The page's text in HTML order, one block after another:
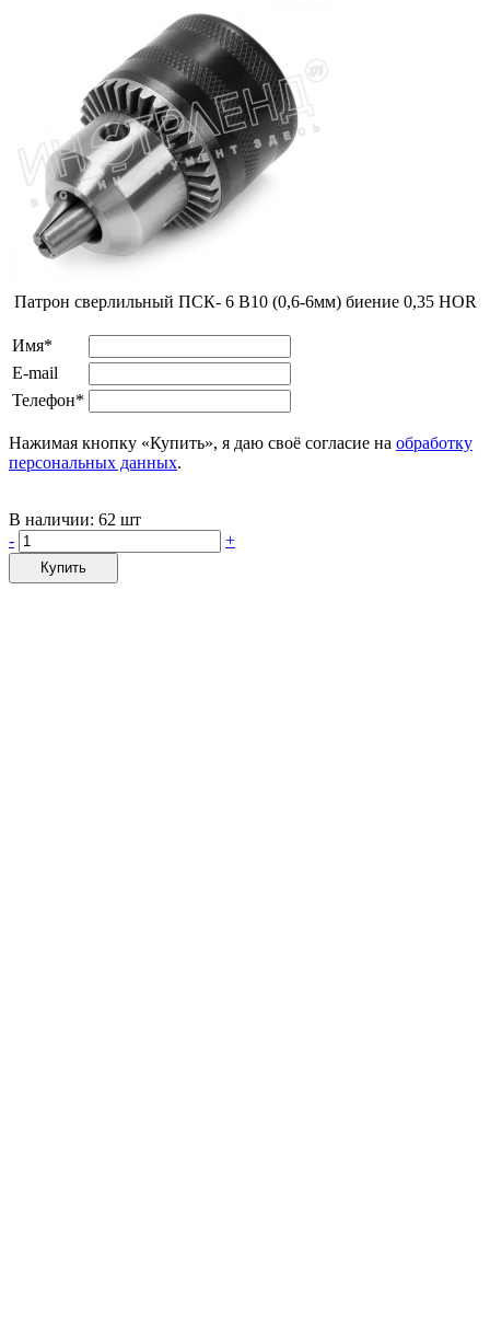
Патрон сверлильный ПСК- 6 В10 (0,6-6мм) биение 0,35 HOR
Имя*
E-mail
Телефон*
Нажимая кнопку «Купить», я даю своё согласие на обработку
персональных данных.
В наличии: 62 шт
-
+
Купить